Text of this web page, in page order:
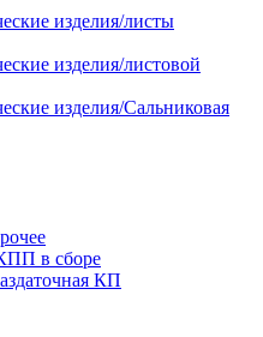
изделия/листы
изделия/листовой
изделия/Сальниковая
в сборе
КП